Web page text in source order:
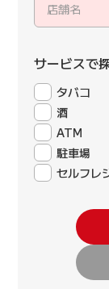
店舗名
サービスで
タバコ
酒
ATM
駐車場
セルフレ